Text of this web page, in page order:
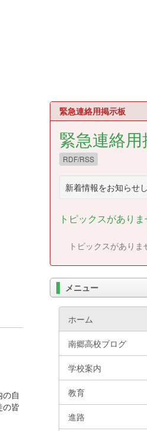
自
の皆
緊急連絡用掲示板
緊急連絡用
RDF/RSS
新着情報をお知らせし
トピックスがあり
トピックスがありま
メニュー
ホーム
南郷高校ブログ
学校案内
教育
進路